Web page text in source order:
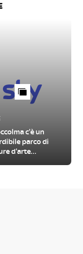
c'è un
parco di
d'arte